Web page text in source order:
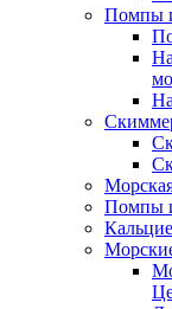
Помпы
Помпы и